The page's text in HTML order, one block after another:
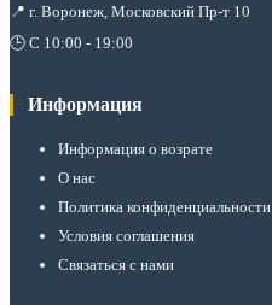
📍 г. Воронеж, Московский Пр-т 10
🕒 С 10:00 - 19:00
Информация
Информация о возрате
О нас
Политика конфиденциальности
Условия соглашения
Связаться с нами